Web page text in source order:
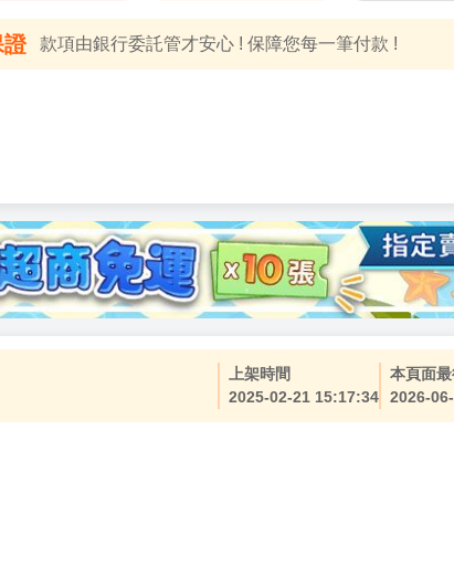
證 款項由銀行委託管才安心 ! 保障您每一筆付款 !
上架時間
2025-02-21 15:17:34
本頁面
2026-